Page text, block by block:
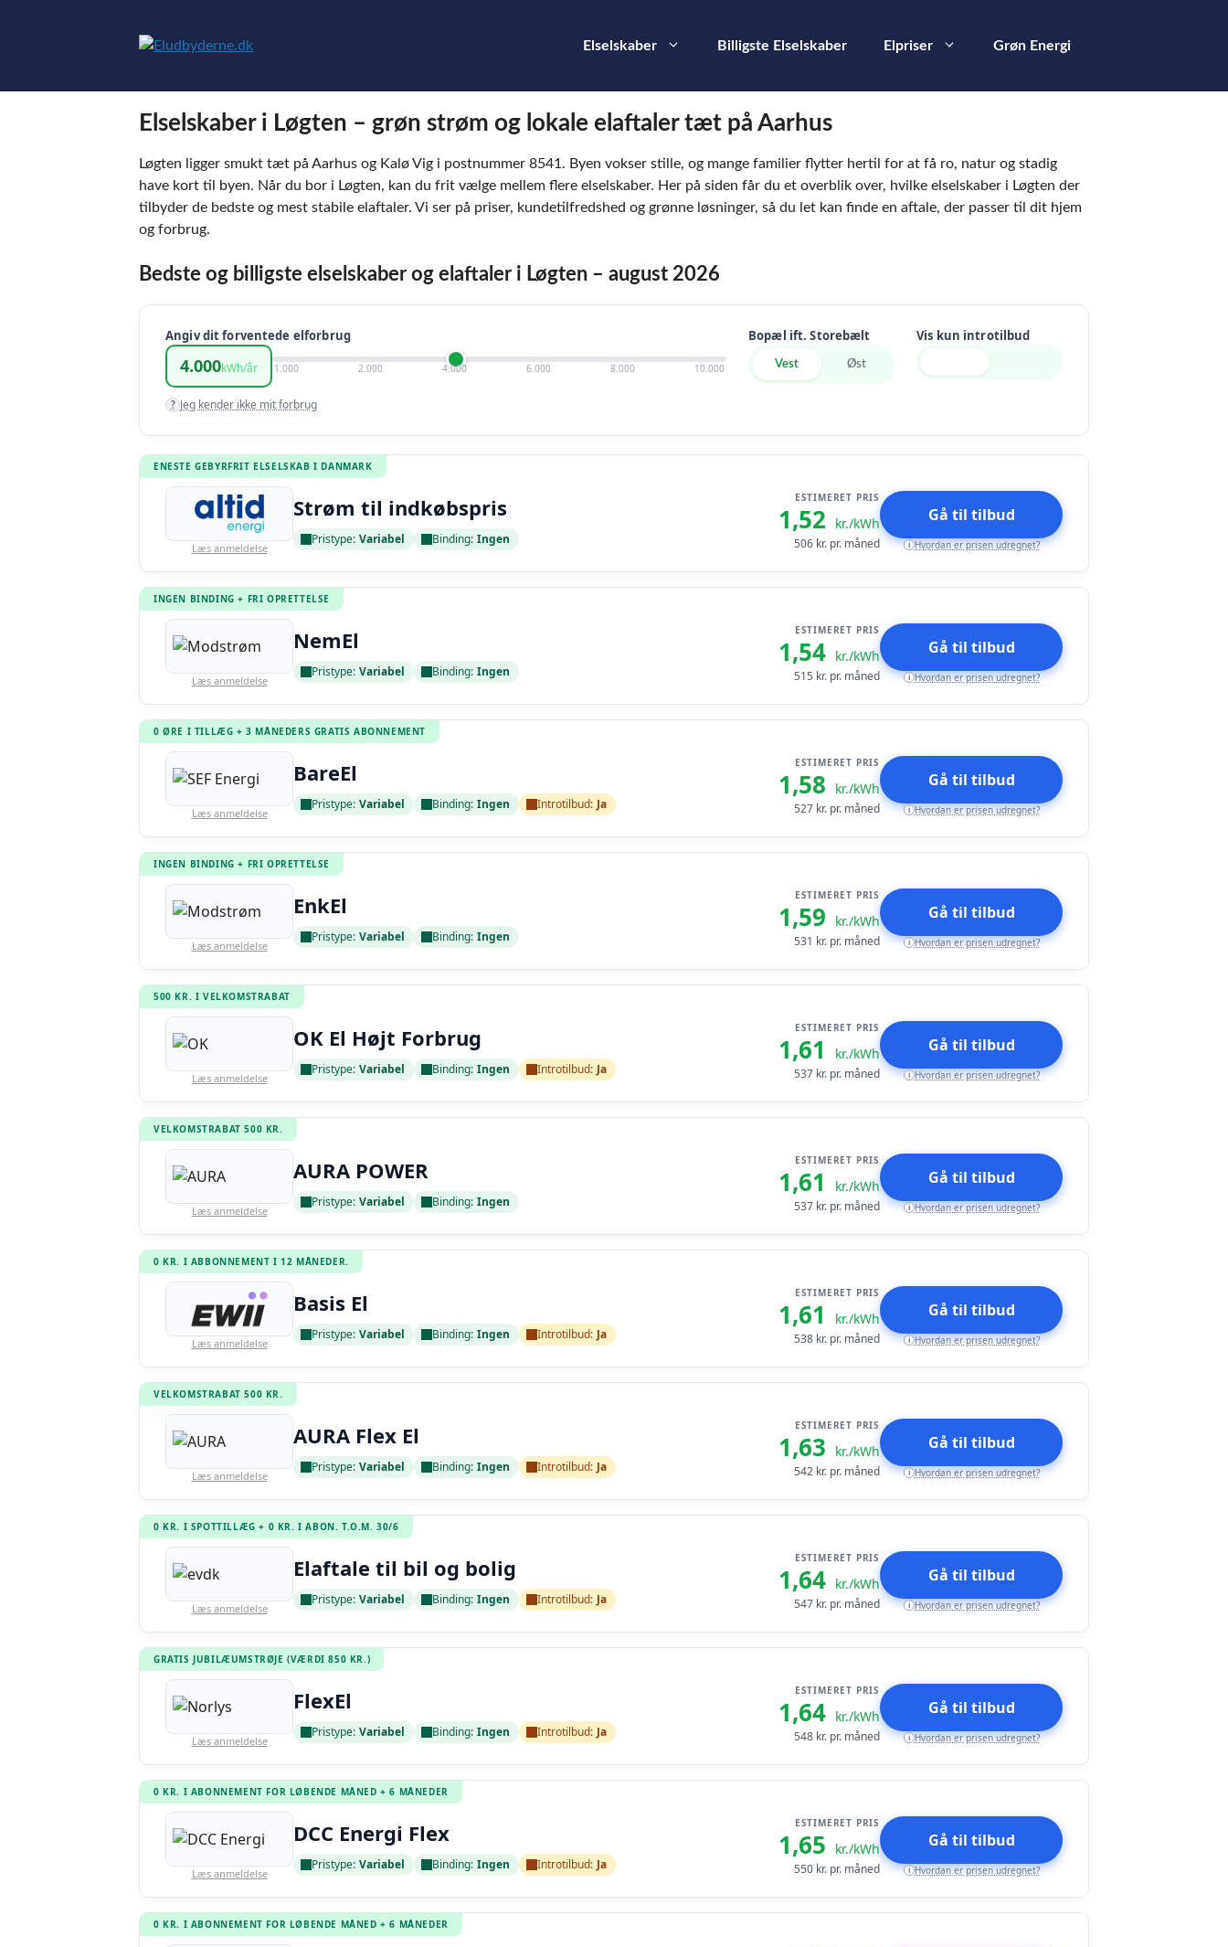
Elselskaber Billigste Elselskaber Elpriser Grøn Energi
Elselskaber i Løgten – grøn strøm og lokale elaftaler tæt på Aarhus
Løgten ligger smukt tæt på Aarhus og Kalø Vig i postnummer 8541. Byen vokser stille, og mange familier flytter hertil for at få ro, natur og stadig
have kort til byen. Når du bor i Løgten, kan du frit vælge mellem flere elselskaber. Her på siden får du et overblik over, hvilke elselskaber i Løgten der
tilbyder de bedste og mest stabile elaftaler. Vi ser på priser, kundetilfredshed og grønne løsninger, så du let kan finde en aftale, der passer til dit hjem
og forbrug.
Bedste og billigste elselskaber og elaftaler i Løgten – august 2026
Angiv dit forventede elforbrug
4.000kWh/år 1.000 2.000 4.000 6.000 8.000 10.000
? Jeg kender ikke mit forbrug
Bopæl ift. Storebælt
Vest Øst
Vis kun introtilbud
ENESTE GEBYRFRIT ELSELSKAB I DANMARK
Læs anmeldelse
Strøm til indkøbspris
Pristype: Variabel Binding: Ingen
ESTIMERET PRIS
1,52 kr./kWh
506 kr. pr. måned
Gå til tilbud
i Hvordan er prisen udregnet?
INGEN BINDING + FRI OPRETTELSE
Læs anmeldelse
NemEl
Pristype: Variabel Binding: Ingen
ESTIMERET PRIS
1,54 kr./kWh
515 kr. pr. måned
Gå til tilbud
i Hvordan er prisen udregnet?
0 ØRE I TILLÆG + 3 MÅNEDERS GRATIS ABONNEMENT
Læs anmeldelse
BareEl
Pristype: Variabel Binding: Ingen Introtilbud: Ja
ESTIMERET PRIS
1,58 kr./kWh
527 kr. pr. måned
Gå til tilbud
i Hvordan er prisen udregnet?
INGEN BINDING + FRI OPRETTELSE
Læs anmeldelse
EnkEl
Pristype: Variabel Binding: Ingen
ESTIMERET PRIS
1,59 kr./kWh
531 kr. pr. måned
Gå til tilbud
i Hvordan er prisen udregnet?
500 KR. I VELKOMSTRABAT
Læs anmeldelse
OK El Højt Forbrug
Pristype: Variabel Binding: Ingen Introtilbud: Ja
ESTIMERET PRIS
1,61 kr./kWh
537 kr. pr. måned
Gå til tilbud
i Hvordan er prisen udregnet?
VELKOMSTRABAT 500 KR.
Læs anmeldelse
AURA POWER
Pristype: Variabel Binding: Ingen
ESTIMERET PRIS
1,61 kr./kWh
537 kr. pr. måned
Gå til tilbud
i Hvordan er prisen udregnet?
0 KR. I ABBONNEMENT I 12 MÅNEDER.
Læs anmeldelse
Basis El
Pristype: Variabel Binding: Ingen Introtilbud: Ja
ESTIMERET PRIS
1,61 kr./kWh
538 kr. pr. måned
Gå til tilbud
i Hvordan er prisen udregnet?
VELKOMSTRABAT 500 KR.
Læs anmeldelse
AURA Flex El
Pristype: Variabel Binding: Ingen Introtilbud: Ja
ESTIMERET PRIS
1,63 kr./kWh
542 kr. pr. måned
Gå til tilbud
i Hvordan er prisen udregnet?
0 KR. I SPOTTILLÆG + 0 KR. I ABON. T.O.M. 30/6
Læs anmeldelse
Elaftale til bil og bolig
Pristype: Variabel Binding: Ingen Introtilbud: Ja
ESTIMERET PRIS
1,64 kr./kWh
547 kr. pr. måned
Gå til tilbud
i Hvordan er prisen udregnet?
GRATIS JUBILÆUMSTRØJE (VÆRDI 850 KR.)
Læs anmeldelse
FlexEl
Pristype: Variabel Binding: Ingen Introtilbud: Ja
ESTIMERET PRIS
1,64 kr./kWh
548 kr. pr. måned
Gå til tilbud
i Hvordan er prisen udregnet?
0 KR. I ABONNEMENT FOR LØBENDE MÅNED + 6 MÅNEDER
Læs anmeldelse
DCC Energi Flex
Pristype: Variabel Binding: Ingen Introtilbud: Ja
ESTIMERET PRIS
1,65 kr./kWh
550 kr. pr. måned
Gå til tilbud
i Hvordan er prisen udregnet?
0 KR. I ABONNEMENT FOR LØBENDE MÅNED + 6 MÅNEDER